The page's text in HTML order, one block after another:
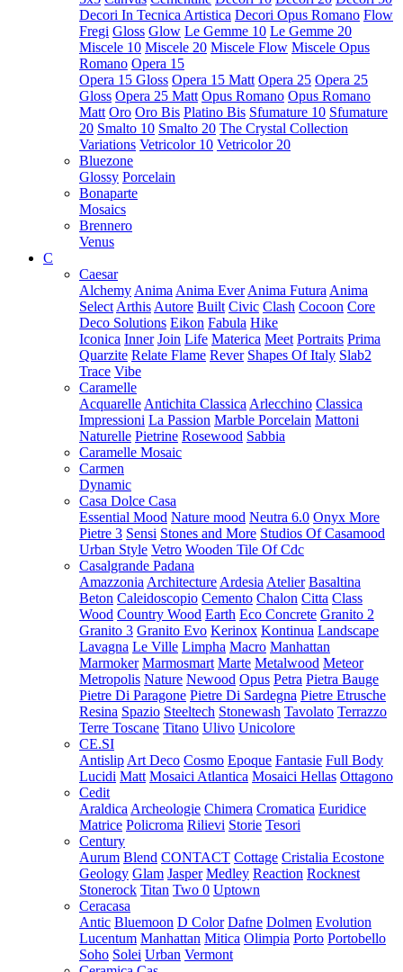
Decori In Tecnica Artistica Decori Opus Romano Flow
Fregi Gloss Glow Le Gemme 10 Le Gemme 20
Miscele 10 Miscele 20 Miscele Flow Miscele Opus
Romano Opera 15
Opera 15 Gloss Opera 15 Matt Opera 25 Opera 25
Gloss Opera 25 Matt Opus Romano Opus Romano
Matt Oro Oro Bis Platino Bis Sfumature 10 Sfumature
20 Smalto 10 Smalto 20 The Crystal Collection
Variations Vetricolor 10 Vetricolor 20
Bluezone
Glossy Porcelain
Bonaparte
Mosaics
Brennero
Venus
C
Caesar
Alchemy Anima Anima Ever Anima Futura Anima
Select Arthis Autore Built Civic Clash Cocoon Core
Deco Solutions Eikon Fabula Hike
Iconica Inner Join Life Materica Meet Portraits Prima
Quarzite Relate Flame Rever Shapes Of Italy Slab2
Trace Vibe
Caramelle
Acquarelle Antichita Classica Arlecchino Classica
Impressioni La Passion Marble Porcelain Mattoni
Naturelle Pietrine Rosewood Sabbia
Caramelle Mosaic
Carmen
Dynamic
Casa Dolce Casa
Essential Mood Nature mood Neutra 6.0 Onyx More
Pietre 3 Sensi Stones and More Studios Of Casamood
Urban Style Vetro Wooden Tile Of Cdc
Casalgrande Padana
Amazzonia Architecture Ardesia Atelier Basaltina
Beton Caleidoscopio Cemento Chalon Citta Class
Wood Country Wood Earth Eco Concrete Granito 2
Granito 3 Granito Evo Kerinox Kontinua Landscape
Lavagna Le Ville Limpha Macro Manhattan
Marmoker Marmosmart Marte Metalwood Meteor
Metropolis Nature Newood Opus Petra Pietra Bauge
Pietre Di Paragone Pietre Di Sardegna Pietre Etrusche
Resina Spazio Steeltech Stonewash Tavolato Terrazzo
Terre Toscane Titano Ulivo Unicolore
CE.SI
Antislip Art Deco Cosmo Epoque Fantasie Full Body
Lucidi Matt Mosaici Atlantica Mosaici Hellas Ottagono
Cedit
Araldica Archeologie Chimera Cromatica Euridice
Matrice Policroma Rilievi Storie Tesori
Century
Aurum Blend CONTACT Cottage Cristalia Ecostone
Geology Glam Jasper Medley Reaction Rocknest
Stonerock Titan Two 0 Uptown
Ceracasa
Antic Bluemoon D Color Dafne Dolmen Evolution
Lucentum Manhattan Mitica Olimpia Porto Portobello
Soho Solei Urban Vermont